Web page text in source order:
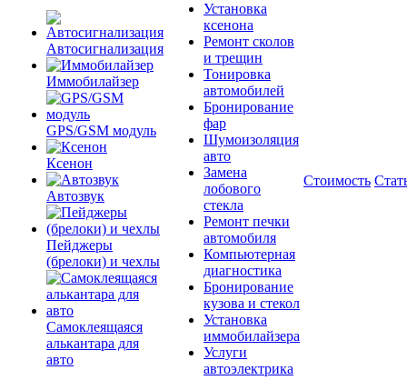
Автосигнализация
Иммобилайзер
GPS/GSM модуль
Ксенон
Автозвук
Пейджеры
(брелоки) и чехлы
Самоклеящаяся
алькантара для
авто
Установка
ксенона
Ремонт сколов
и трещин
Тонировка
автомобилей
Бронирование
фар
Шумоизоляция
авто
Замена
лобового
стекла
Ремонт печки
автомобиля
Компьютерная
диагностика
Бронирование
кузова и стекол
Установка
иммобилайзера
Услуги
автоэлектрика
Стоимость